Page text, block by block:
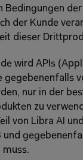
Bedingungen
der Kunde
dieser
wird APIs
gegebenenfalls
nur in der
zu
von Libra AI
und
muss.